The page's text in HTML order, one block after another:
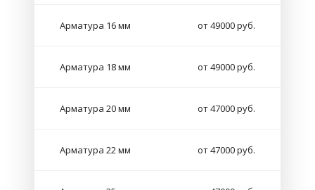
Арматура 16 мм от 49000 руб.
Арматура 18 мм от 49000 руб.
Арматура 20 мм от 47000 руб.
Арматура 22 мм от 47000 руб.